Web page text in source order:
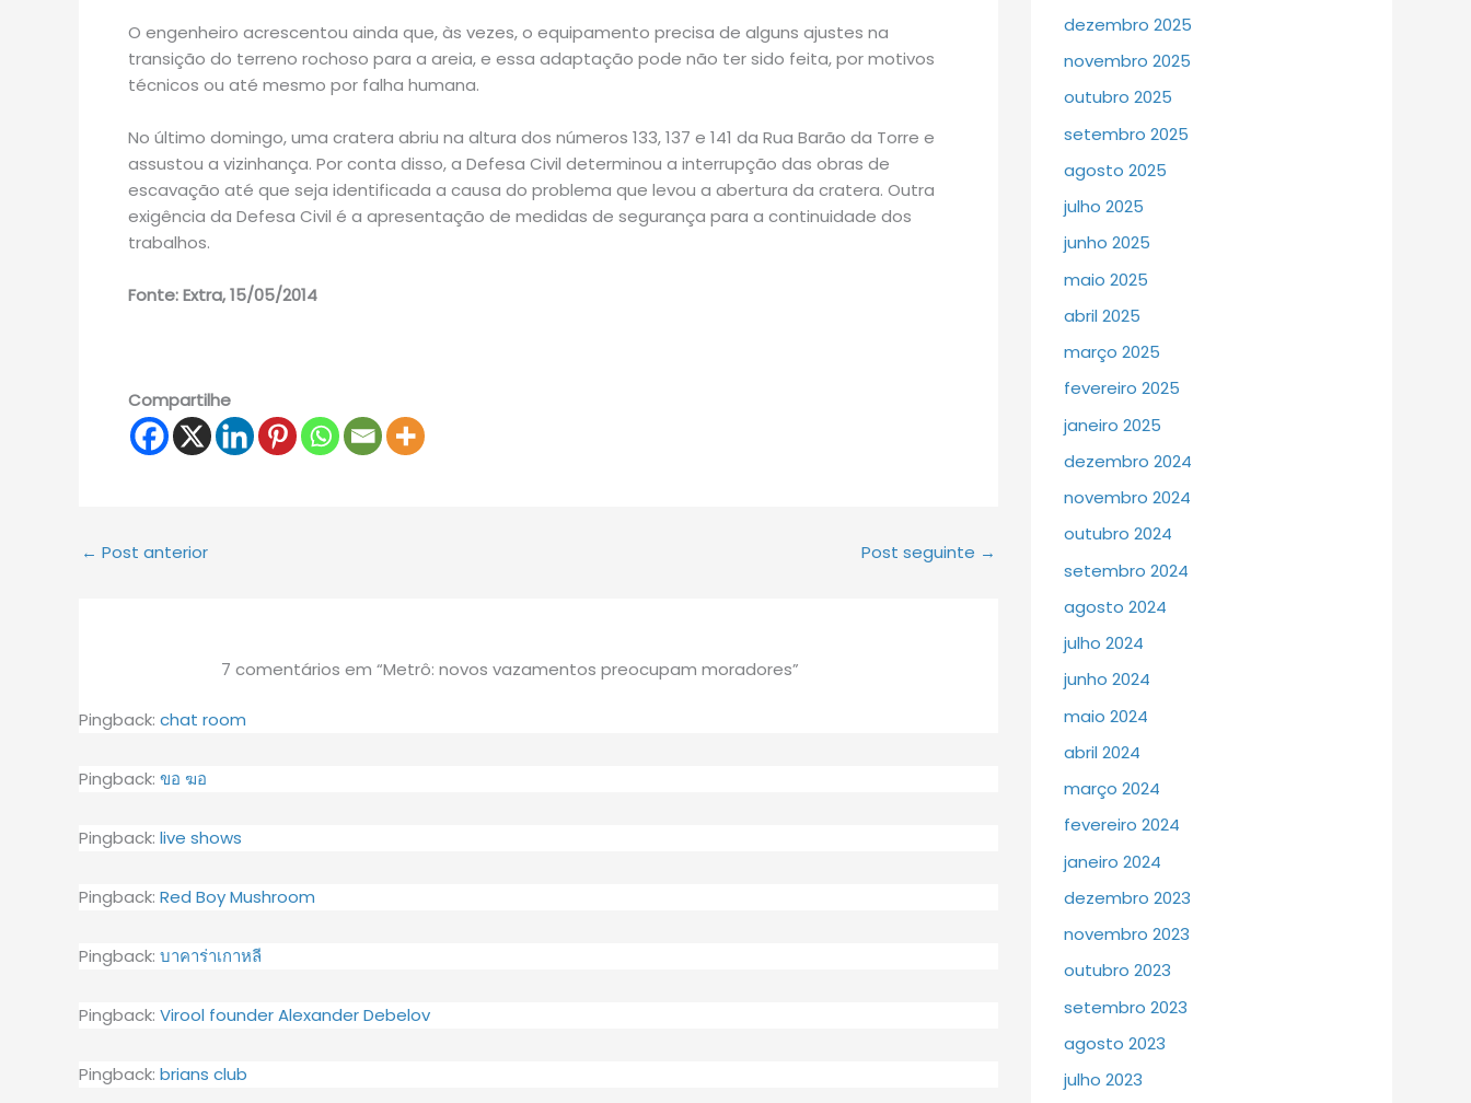
O engenheiro acrescentou ainda que, às vezes, o equipamento precisa de alguns ajustes na
transição do terreno rochoso para a areia, e essa adaptação pode não ter sido feita, por motivos
técnicos ou até mesmo por falha humana.
No último domingo, uma cratera abriu na altura dos números 133, 137 e 141 da Rua Barão da Torre e
assustou a vizinhança. Por conta disso, a Defesa Civil determinou a interrupção das obras de
escavação até que seja identificada a causa do problema que levou a abertura da cratera. Outra
exigência da Defesa Civil é a apresentação de medidas de segurança para a continuidade dos
trabalhos.
Fonte: Extra, 15/05/2014
Compartilhe
← Post anterior Post seguinte →
7 comentários em “Metrô: novos vazamentos preocupam moradores”
Pingback: chat room
Pingback: ขอ ฆอ
Pingback: live shows
Pingback: Red Boy Mushroom
Pingback: บาคาร่าเกาหลี
Pingback: Virool founder Alexander Debelov
Pingback: brians club
dezembro 2025
novembro 2025
outubro 2025
setembro 2025
agosto 2025
julho 2025
junho 2025
maio 2025
abril 2025
março 2025
fevereiro 2025
janeiro 2025
dezembro 2024
novembro 2024
outubro 2024
setembro 2024
agosto 2024
julho 2024
junho 2024
maio 2024
abril 2024
março 2024
fevereiro 2024
janeiro 2024
dezembro 2023
novembro 2023
outubro 2023
setembro 2023
agosto 2023
julho 2023